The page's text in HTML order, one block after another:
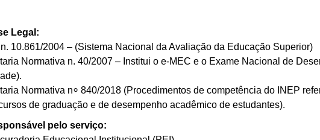
Legal:
n. 10.861/2004 – (Sistema Nacional da Avaliação da Educação Superior)
Normativa n. 40/2007 – Institui o e-MEC e o Exame Nacional de
Normativa n⸰ 840/2018 (Procedimentos de competência do INEP
de graduação e de desempenho acadêmico de estudantes).
pelo serviço: